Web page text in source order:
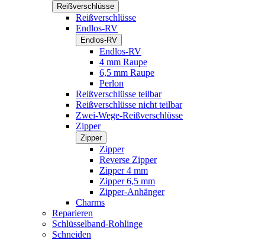
Reißverschlüsse
Reißverschlüsse
Endlos-RV
Endlos-RV
Endlos-RV
4 mm Raupe
6,5 mm Raupe
Perlon
Reißverschlüsse teilbar
Reißverschlüsse nicht teilbar
Zwei-Wege-Reißverschlüsse
Zipper
Zipper
Zipper
Reverse Zipper
Zipper 4 mm
Zipper 6,5 mm
Zipper-Anhänger
Charms
Reparieren
Schlüsselband-Rohlinge
Schneiden